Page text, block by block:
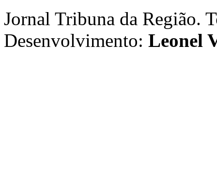
Jornal Tribuna da Região.
Desenvolvimento: Leonel